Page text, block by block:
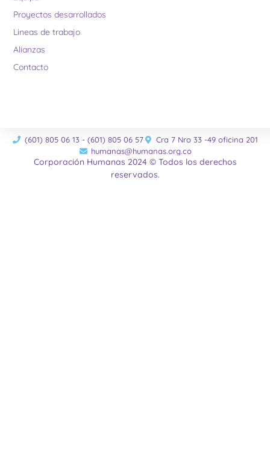
Proyectos desarrollados
Lineas de trabajo
Alianzas
Contacto
(601) 805 06 13 - (601) 805 06 57
Cra 7 Nro 33 -49 oficina 201
humanas@humanas.org.co
Corporación Humanas 2024 © Todos los derechos
reservados.